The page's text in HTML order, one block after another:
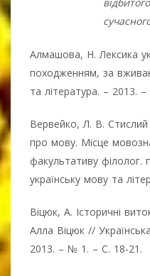
Алмашова, Н. Лексика
походженням, за
та література. – 2013.
Вервейко, Л. В.
про мову. Місце
факультативу
українську мову та
Віцюк, А. Історичні
Алла Віцюк //
2013. – № 1. – С. 18-21.